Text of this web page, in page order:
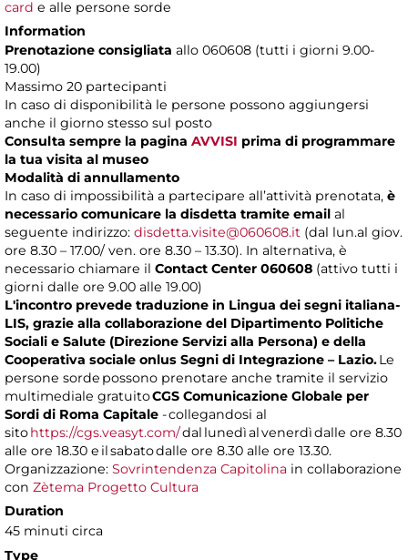
card e alle persone sorde
Information
Prenotazione consigliata allo 060608 (tutti i giorni 9.00-
19.00)
Massimo 20 partecipanti
In caso di disponibilità le persone possono aggiungersi
anche il giorno stesso sul posto
Consulta sempre la pagina AVVISI prima di programmare
la tua visita al museo
Modalità di annullamento
In caso di impossibilità a partecipare all’attività prenotata, è
necessario comunicare la disdetta tramite email al
seguente indirizzo: disdetta.visite@060608.it (dal lun.al giov.
ore 8.30 – 17.00/ ven. ore 8.30 – 13.30). In alternativa, è
necessario chiamare il Contact Center 060608 (attivo tutti i
giorni dalle ore 9.00 alle 19.00)
L'incontro prevede traduzione in Lingua dei segni italiana-
LIS, grazie alla collaborazione del Dipartimento Politiche
Sociali e Salute (Direzione Servizi alla Persona) e della
Cooperativa sociale onlus Segni di Integrazione – Lazio.Le
persone sorde possono prenotare anche tramite il servizio
multimediale gratuitoCGS Comunicazione Globale per
Sordi di Roma Capitale - collegandosi al
sitohttps://cgs.veasyt.com/dal lunedì al venerdì dalle ore 8.30
alle ore 18.30 e il sabato dalle ore 8.30 alle ore 13.30.
Organizzazione: Sovrintendenza Capitolina in collaborazione
con Zètema Progetto Cultura
Duration
45 minuti circa
Type